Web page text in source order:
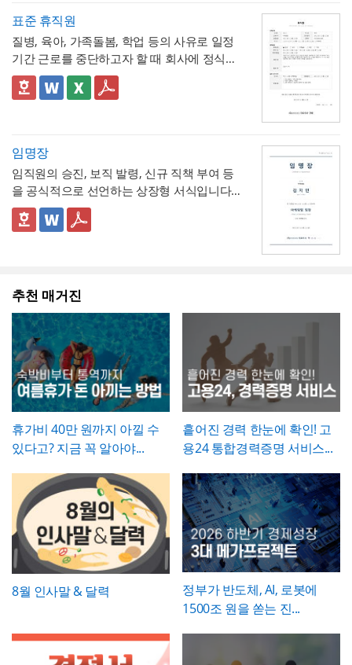
랍니다. 하자여부는 실제 현장 점검 결과에 따
라 정확히 체크하고, 하자가 있는 경우에는 내
용을 구체적으로 기재해 향후 보수 책임의 근
거로 삼을 수 있도록 하는 것이 좋습니다. 마
지막으로 발주처와 시공사 양측의 서명은 실
적인 검증을 거친 문서로서의 효력을 갖도록
관리하시기 바랍니다.
럼 시각적으로 확인
시해, 개선 계획의 실행 가능성을
측면에서도 함께 검토 할 수 있도록 함
💡 작성 팁
개선 계획서는현황과 문제점을 최대한 구체
적인 수치로 제시하는 것이 설득력의 핵심
요성이 훨씬 명확하게 전달됩니다. 개선 목표
는 문제점에서 언급한 리스크가 해소되는 방
향으로 구체적으로 서술하고, 기대효과는 가
능한 한 수치화(업무시간 단축 몇 시간, 만족
도 개선 등)해 목표와의 인과관계가 드러나도
계 특유의 임팩트 있고 감각적인 분위기로 정
보를 전달할 수 있도록 디자인되었습니다. 내
지는 깔끔한 그레이 톤으로 정리되어 있어 복
잡한 내용도 가독성 있게 담을 수 있으며, 아
웃도어 광고 마케팅 제안서부터 미디어 매체
소개서, 광고 캠페인 기획안, 브랜드 마케팅
개, 브랜드의 캠페인 기획 발표, 마케팅 대행
제안, 미디어 플래닝 보고 자료 등 실무에 필
요한 내용을 효과적으로 정리할 수 있으며, 광
고대행사·미디어렙사·브랜드 마케팅팀·옥외
광고 업체 등 다양한 분야에서 활용하기 좋습
랜드 캠페인 기획안, 미디어 매체 소개서, 마
케팅 대행 제안서 등으로 다양하게 활용할 수
있습니다.
▪️ 다이어그램 페이지를 활용하면 캠페인 진행
프로세스, 매체 집행 일정, 성과 지표 등을 한
눈에 보기 쉽게 정리할 수 있습니다.
▪️ 문구와 이미지 교체만으로 옥외광고 매체 제
안서, 브랜드 마케팅 전략서, 광고 실적 보고
자료 등 다양한 주제로 응용 가능합니다.
▪️ 블랙&라임그린의 강렬한 컬러 대비 덕분에
* 해당 템플릿에 사용된 폰트는 [ Cafe24 PRO
Slim Max ] 입니다.
폰트가 없을 경우 기본 폰트로 보입니다.
* 폰트는 따로 제공되지 않으므로 다운로드
및 변경하여 사용하시기 바랍니다.
표준 휴직원
질병, 육아, 가족돌봄, 학업 등의 사유로 일정
기간 근로를 중단하고자 할 때 회사에 정식으
로 승인을 요청하는 신청서입니다. 휴직 사유
와 기간뿐 아니라 업무 인수인계 내역까지 하
무형 서식이라는 점이 특징입니다.
✅ 이 서식의 구성 특징
법령이 다름을 시각적으로 구분
- 세부사유란에 진단명, 의사 소견, 필요 요양
기간 등을 구체적으로 서술하도록 해, 휴직 승
인 여부를 판단하는 회사 측에 충분한 근거를
제공
- 업무 인수인계 항목(인수자, 완료일자, 인계
내용)을 휴직 사유 다음에 배치해, 휴직 승인
절차와 업무 공백 대비를 하나의 문서 흐름 안
에서 동시에 처리
- 증빙서류(진단서 등)를 명시하도록 해, 휴직
사유의 객관적 근거를 첨부하도록 안내
💡 작성 팁
휴직원은세부사유를 구체적이고 명확하게
서술하는 것이 승인 절차를 원활하게 하는 핵
심입니다. 질병휴직의 경우 진단명과 필요 요
양 기간에 대한 의사 소견을 구체적으로 기재
하고, 진단서 등 객관적 증빙서류를 반드시 첨
부하도록 안내하시기 바랍니다. 휴직기간과
복직예정일은 가능한 명확한 날짜로 특정하
고, 만약 진단 결과에 따라 기간이 변동될 가
능성이 있다면 그 가능성을 세부사유에 함께
언급해두는 것이 좋습니다.
임명장
임직원의 승진, 보직 발령, 신규 직책 부여 등
을 공식적으로 선언하는 상장형 서식입니다.
계약서나 신청서와 달리 실무적 조항 없이 간
결한 선언문 형태로 구성되어 있으며, 문서번
👔 상장형 문서로서 활용할 때 참고할 점
여 등)에 관한 세부 사항은 별도의 인사발령
통지서나 근로계약 변경 합의서로 함께 정리
해두는 것이 바람직합니다. 임명장 자체에는
직책과 발령일 외의 세부 조건(급여 변동, 권
한 범위 등)을 담지 않는 것이 일반적이므로,
이런 실무적 내용이 필요하다면 별도 문서로
보완하는 것이 좋습니다.
💡 작성 팁
임명장은 상징적 의미가 큰 문서인 만큼,문구
를 간결하면서도 격식 있게 다듬는 것이 중요
합니다. 발령일자, 소속, 직책명은 실제 인사
발령 결재 내용과 정확히 일치시켜 기재하고,
영문 성명 표기는 여권이나 사원증에 등록된
로마자 표기법과 통일해 혼선이 없도록 하시
기 바랍니다. 문서번호는 사내 인사발령 대장
의 번호 체계와 연동해 부여하면, 추후 임명
이력을 조회하거나 경력증명서 발급 시 참조
추천 매거진
휴가비 40만 원까지 아낄 수
있다고? 지금 꼭 알아야...
흩어진 경력 한눈에 확인! 고
용24 통합경력증명 서비스...
8월 인사말 & 달력
정부가 반도체, AI, 로봇에
1500조 원을 쏟는 진...